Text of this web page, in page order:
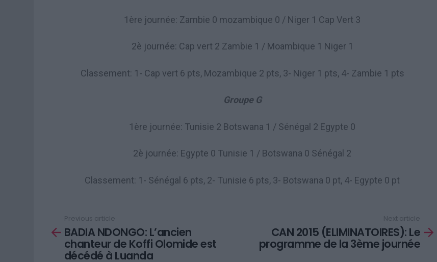
1ère journée: Zambie 0 mozambique 0 / Niger 1 Cap Vert 3
2è journée: Cap vert 2 Zambie 1 / Moambique 1 Niger 1
Classement: 1- Cap vert 6 pts, Mozambique 2 pts, 3- Niger 1 pts, 4- Zambie 1 pts
Groupe G
1ère journée: Tunisie 2 Botswana 1 / Sénégal 2 Egypte 0
2è journée: Egypte 0 Tunisie 1 / Botswana 0 Sénégal 2
Classement: 1- Sénégal 6 pts, 2- Tunisie 6 pts, 3- Botswana 0 pt, 4- Egypte 0 pt
more
Previous article
BADIA NDONGO: L’ancien
chanteur de Koffi Olomide est
décédé à Luanda
Next article
CAN 2015 (ELIMINATOIRES): Le
programme de la 3ème journée